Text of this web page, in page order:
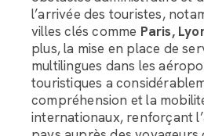
l’arrivée des touristes,
villes clés comme Paris,
plus, la mise en place de
multilingues dans les
touristiques a
compréhension et la
internationaux, renforçant